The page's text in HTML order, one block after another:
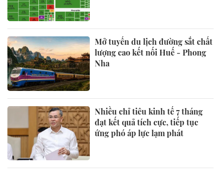
Mở tuyến du lịch đường sắt chất
lượng cao kết nối Huế - Phong
Nha
Nhiều chỉ tiêu kinh tế 7 tháng
đạt kết quả tích cực, tiếp tục
ứng phó áp lực lạm phát